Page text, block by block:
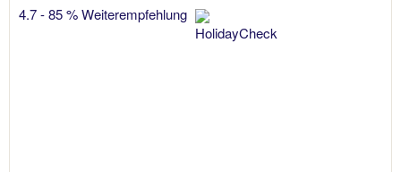
4.7 - 85 % Weiterempfehlung